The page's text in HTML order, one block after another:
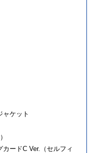
ャケット
ードC Ver.（セルフィ